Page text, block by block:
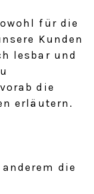
für die
Kunden
lesbar und
die
erläutern.
die